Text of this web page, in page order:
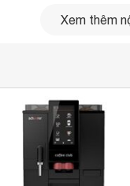
Xem thêm